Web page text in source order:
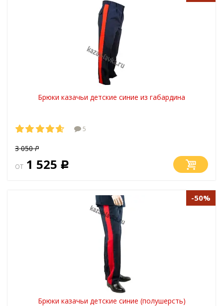
Брюки казачьи детские синие из габардина
5
3 050Р
от 1 525 Р
Брюки казачьи детские синие (полушерсть)
-50%